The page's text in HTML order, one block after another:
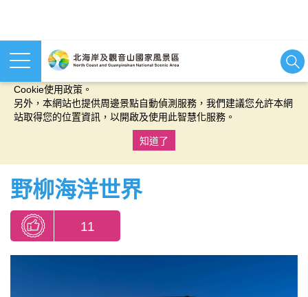
本網站使用cookies等相關技術以持續優化網站服務，並有助於為
Cookie使用政策。
另外，本網站也提供周邊景點自動偵測服務，我們建議您允許本網
站取得您的位置資訊，以開啟及使用此智慧化服務。
知道了
野柳海洋世界
11